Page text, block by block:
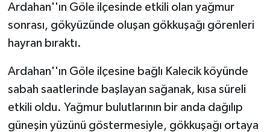
Ardahan''ın Göle ilçesinde etkili olan yağmur
sonrası, gökyüzünde oluşan gökkuşağı görenleri
hayran bıraktı.
Ardahan''ın Göle ilçesine bağlı Kalecik köyünde
sabah saatlerinde başlayan sağanak, kısa süreli
etkili oldu. Yağmur bulutlarının bir anda dağılıp
güneşin yüzünü göstermesiyle, gökkuşağı ortaya